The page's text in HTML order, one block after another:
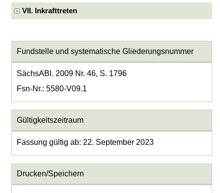
VII. Inkrafttreten
Fundstelle und systematische Gliederungsnummer
SächsABl. 2009 Nr. 46, S. 1796
Fsn-Nr.: 5580-V09.1
Gültigkeitszeitraum
Fassung gültig ab: 22. September 2023
Drucken/Speichern